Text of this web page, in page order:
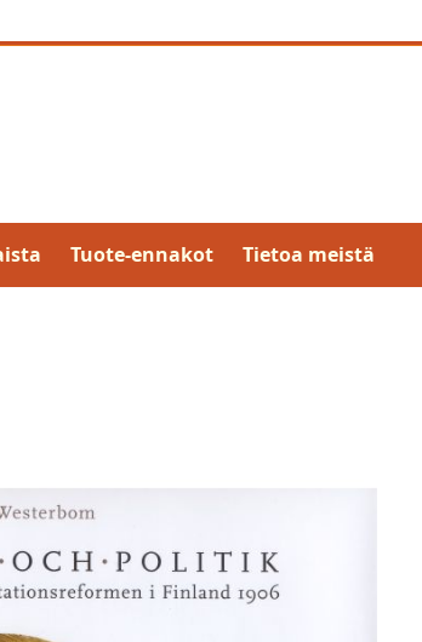
Tuote-ennakot Tietoa meistä